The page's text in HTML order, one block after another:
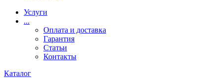
Услуги
...
Оплата и доставка
Гарантия
Статьи
Контакты
Каталог